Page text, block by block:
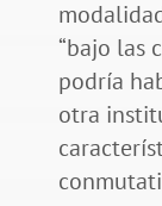
“bajo las
podría
otra